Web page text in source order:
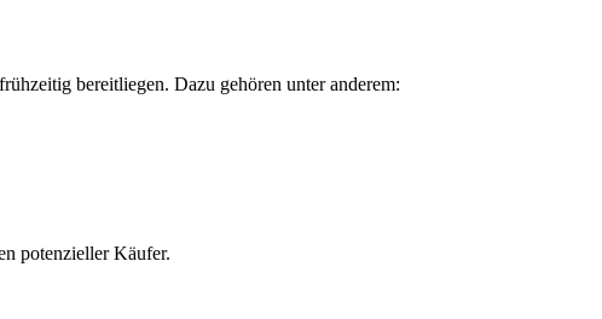
bereitliegen. Dazu gehören unter anderem:
potenzieller Käufer.